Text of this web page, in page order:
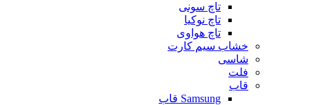
تاچ سونی
تاچ نوکیا
تاچ هواوی
خشاب سیم کارت
شاسی
فلت
قاب
Samsung قاب